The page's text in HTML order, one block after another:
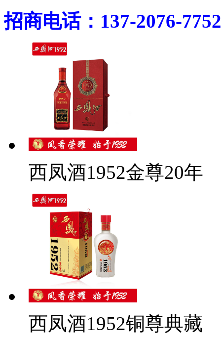
招商电话：137-2076-7752
西凤酒1952金尊20年
西凤酒1952铜尊典藏